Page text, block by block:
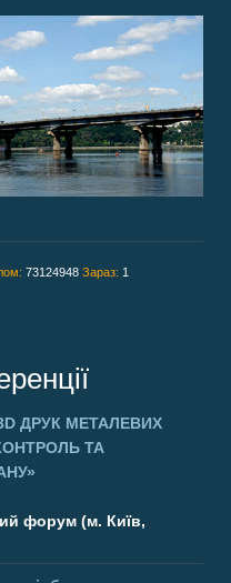
73124948 Зараз: 1
ДРУК МЕТАЛЕВИХ
ТА
форум (м. Київ,